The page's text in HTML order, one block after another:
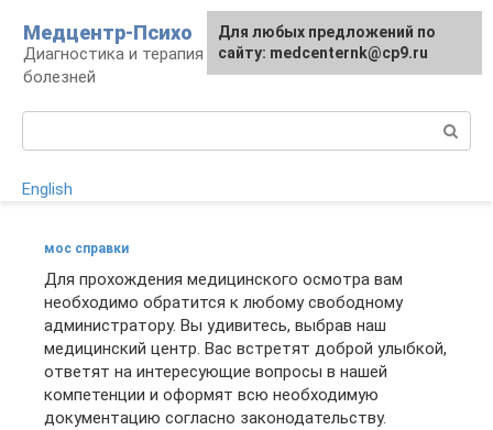
контенту
Медцентр-Психо
Диагностика и терапия психоневрологических
болезней
English
мос справки
Для прохождения медицинского осмотра вам
необходимо обратится к любому свободному
администратору. Вы удивитесь, выбрав наш
медицинский центр. Вас встретят доброй улыбкой,
ответят на интересующие вопросы в нашей
компетенции и оформят всю необходимую
документацию согласно законодательству.
Для любых предложений по
сайту: medcenternk@cp9.ru